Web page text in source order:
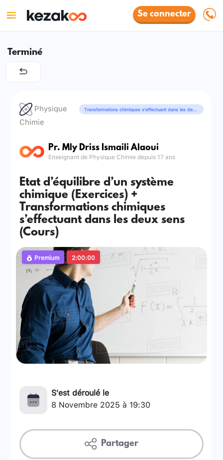
Se connecter
Terminé
Physique
Chimie
Transformations chimiques s'effectuant dans les deux sens
Pr. Mly Driss Ismaili Alaoui
Enseignant de Physique Chimie depuis 17 ans
Etat d’équilibre d’un système
chimique (Exercices) +
Transformations chimiques
s’effectuant dans les deux sens
(Cours)
Premium 2:00:00
S'est déroulé le
8 Novembre 2025 à 19:30
Partager